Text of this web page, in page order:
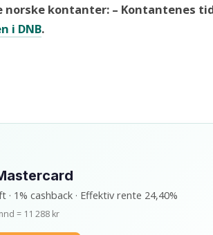
kontanter: – Kontantenes
i DNB.
· 1% cashback · Effektiv rente 24,40%
= 11 288 kr